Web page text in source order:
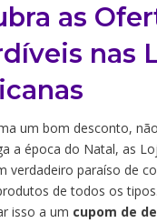
as
nas
um bom desconto,
a época do Natal, as
verdadeiro paraíso de
de todos os
isso a um cupom de